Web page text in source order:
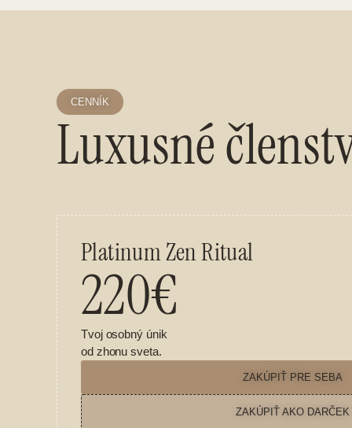
CENNÍK
Luxusné
Platinum Zen Ritual
220€
Tvoj osobný únik
od zhonu sveta.
ZAKÚPIŤ PRE SEBA
ZAKÚPIŤ AKO DARČEK